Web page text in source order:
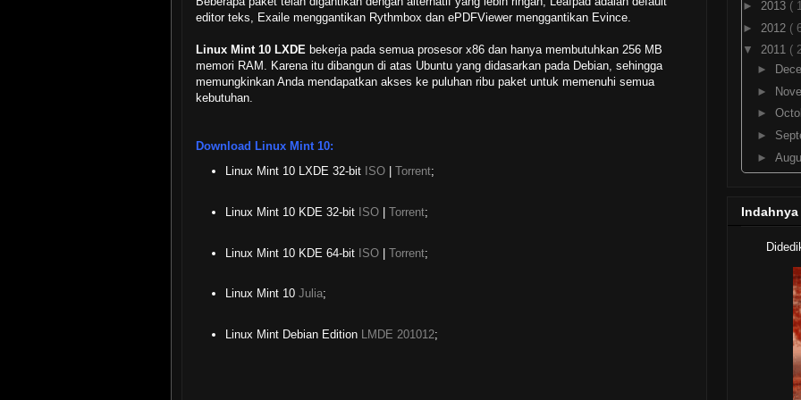
editor teks, Exaile menggantikan Rythmbox dan ePDFViewer menggantikan Evince.
Linux Mint 10 LXDE bekerja pada semua prosesor x86 dan hanya membutuhkan 256 MB
memori RAM. Karena itu dibangun di atas Ubuntu yang didasarkan pada Debian, sehingga
memungkinkan Anda mendapatkan akses ke puluhan ribu paket untuk memenuhi semua
kebutuhan.
Download Linux Mint 10:
Linux Mint 10 LXDE 32-bit ISO| Torrent;
Linux Mint 10 KDE 32-bit ISO| Torrent;
Linux Mint 10 KDE 64-bit ISO| Torrent;
Linux Mint 10 Julia;
Linux Mint Debian Edition LMDE 201012;
► 2013 (
► 2012 (
▼ 2011 (
►
►
►
►
►
►May
►April
Indahnya